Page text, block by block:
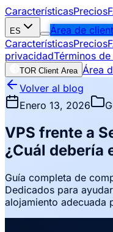
CaracterísticasPrecios
ES Área de
CaracterísticasPrecios
privacidadTérminos
TOR Client Area Área
Volver al blog
Enero 13, 2026
VPS frente a
¿Cuál debería
Guía completa de
Dedicados para
alojamiento adecuada